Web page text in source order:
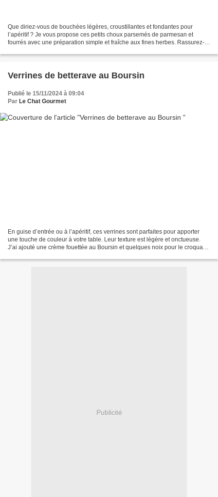
Que diriez-vous de bouchées légères, croustillantes et fondantes pour
l’apéritif ? Je vous propose ces petits choux parsemés de parmesan et
fourrés avec une préparation simple et fraîche aux fines herbes. Rassurez-
Verrines de betterave au Boursin
Publié le 15/11/2024 à 09:04
Par Le Chat Gourmet
En guise d’entrée ou à l’apéritif, ces verrines sont parfaites pour apporter
une touche de couleur à votre table. Leur texture est légère et onctueuse.
J’ai ajouté une crème fouettée au Boursin et quelques noix pour le croquant.
Publicité